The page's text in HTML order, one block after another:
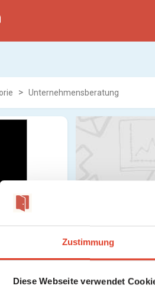
Zustimmung
Diese Webseite verwendet
Unternehmensberatung